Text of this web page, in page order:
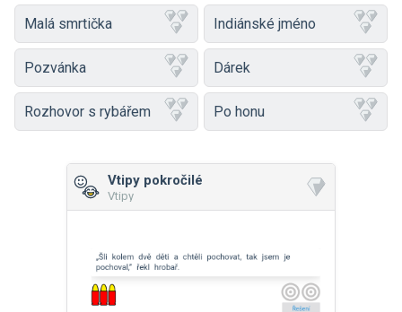
Malá smrtička Indiánské jméno
Pozvánka Dárek
Rozhovor s rybářem Po honu
Vtipy pokročilé
Vtipy